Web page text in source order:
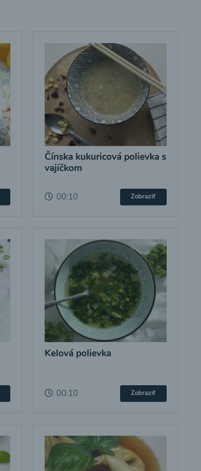
Čínska kukuricová polievka s
vajíčkom
00:10 Zobraziť
Kelová polievka
00:10 Zobraziť